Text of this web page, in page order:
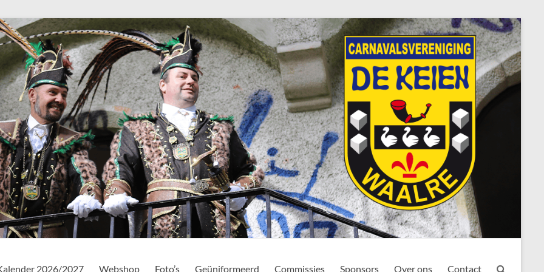
2026/2027 Webshop Foto’s Geüniformeerd Commissies Sponsors Over ons Contact